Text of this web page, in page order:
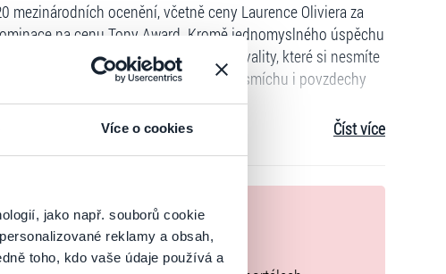
Více o cookies
jako např. souborů cookie
reklamy a obsah,
toho, kdo vaše údaje používá a
mezinárodních ocenění, včetně ceny Laurence Oliviera za
na cenu Tony Award. Kromě jednomyslného úspěchu
„představení mimořádné divadelní kvality, které si nesmíte
( Snowshow) vyvolává vlny smíchu i povzdechy
a zakladatelem společnosti Slava’s Fools Unlimited. Jeho
se Slavy zeptáte, jak těžké je nést na bedrech břímě
zdát. Má-li před sebou nějaký cíl, je precizní, puntičkářský
Číst více
zakoupíte originální vstupenky.